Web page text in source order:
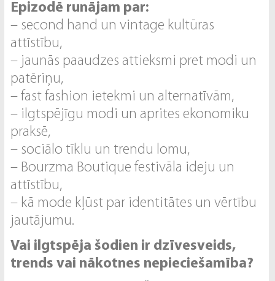
Epizodē runājam par:
– second hand un vintage kultūras
attīstību,
– jaunās paaudzes attieksmi pret modi un
patēriņu,
– fast fashion ietekmi un alternatīvām,
– ilgtspējīgu modi un aprites ekonomiku
praksē,
– sociālo tīklu un trendu lomu,
– Bourzma Boutique festivāla ideju un
attīstību,
– kā mode kļūst par identitātes un vērtību
jautājumu.
Vai ilgtspēja šodien ir dzīvesveids,
trends vai nākotnes nepieciešamība?